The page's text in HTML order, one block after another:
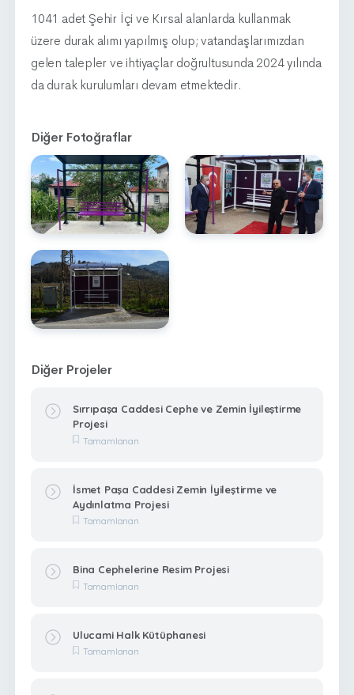
1041 adet Şehir İçi ve Kırsal alanlarda kullanmak
üzere durak alımı yapılmış olup; vatandaşlarımızdan
gelen talepler ve ihtiyaçlar doğrultusunda 2024 yılında
da durak kurulumları devam etmektedir.
Diğer Fotoğraflar
Diğer Projeler
Sırrıpaşa Caddesi Cephe ve Zemin İyileştirme
Projesi
Tamamlanan
İsmet Paşa Caddesi Zemin İyileştirme ve
Aydınlatma Projesi
Tamamlanan
Bina Cephelerine Resim Projesi
Tamamlanan
Ulucami Halk Kütüphanesi
Tamamlanan